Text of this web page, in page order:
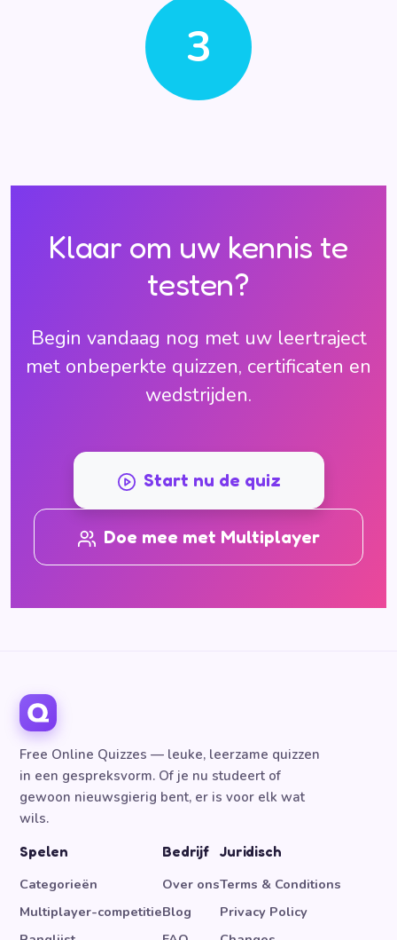
3
Klaar om uw kennis te
testen?
Begin vandaag nog met uw leertraject
met onbeperkte quizzen, certificaten en
wedstrijden.
Start nu de quiz
Doe mee met Multiplayer
Free Online Quizzes — leuke, leerzame quizzen
in een gespreksvorm. Of je nu studeert of
gewoon nieuwsgierig bent, er is voor elk wat
wils.
Spelen
Categorieën
Multiplayer-competitie
Bedrijf
Over ons
Blog
Juridisch
Terms & Conditions
Privacy Policy